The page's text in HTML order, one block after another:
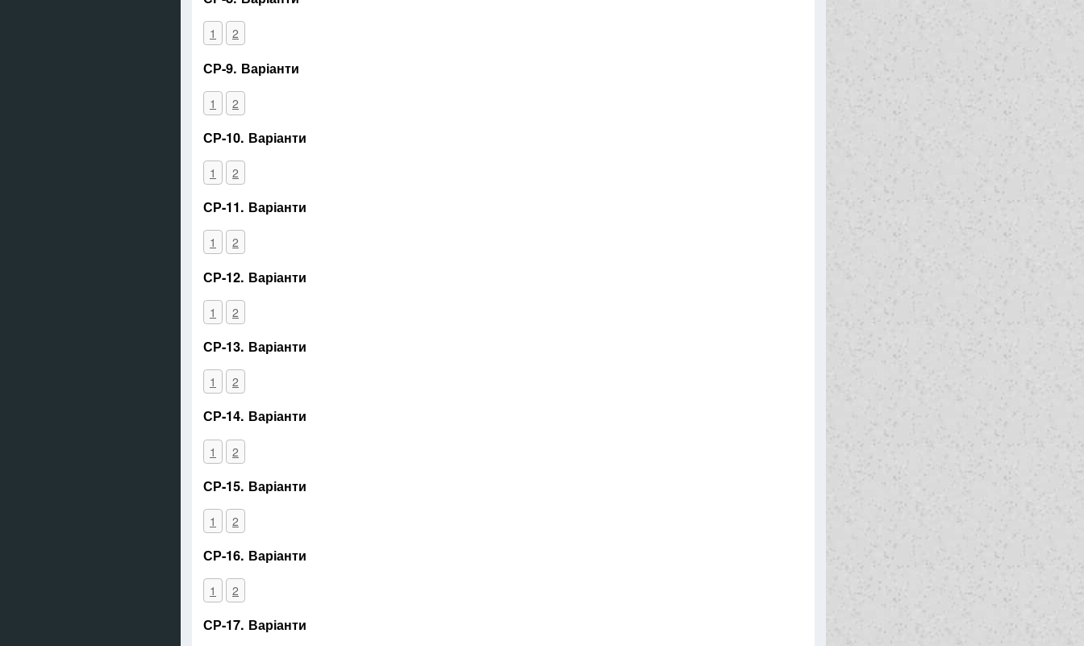
1 2
СР-9. Варіанти
1 2
СР-10. Варіанти
1 2
СР-11. Варіанти
1 2
СР-12. Варіанти
1 2
СР-13. Варіанти
1 2
СР-14. Варіанти
1 2
СР-15. Варіанти
1 2
СР-16. Варіанти
1 2
СР-17. Варіанти